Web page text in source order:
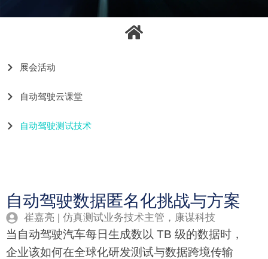
展会活动
自动驾驶云课堂
自动驾驶测试技术
自动驾驶数据匿名化挑战与方案
崔嘉亮 | 仿真测试业务技术主管，康谋科技
当自动驾驶汽车每日生成数以 TB 级的数据时，
企业该如何在全球化研发测试与数据跨境传输